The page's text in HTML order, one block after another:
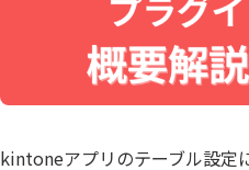
kintoneアプリのテーブル設定